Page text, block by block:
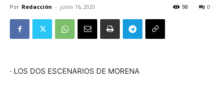
Por Redacción - junio 16, 2020 0
98
· LOS DOS ESCENARIOS DE MORENA